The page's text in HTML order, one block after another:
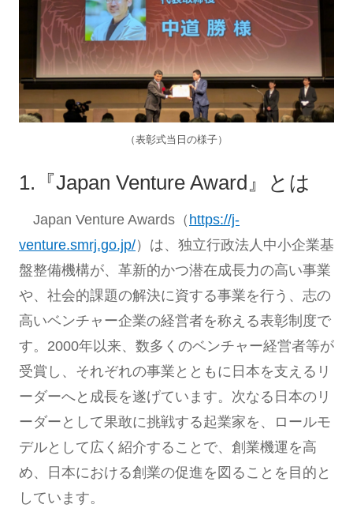
（表彰式当日の様子）
1.『Japan Venture Award』とは
Japan Venture Awards（ https://j-
venture.smrj.go.jp/）は、独立行政法人中小企業基
盤整備機構が、革新的かつ潜在成長力の高い事業
や、社会的課題の解決に資する事業を行う、志の
高いベンチャー企業の経営者を称える表彰制度で
す。2000年以来、数多くのベンチャー経営者等が
受賞し、それぞれの事業とともに日本を支えるリ
ーダーへと成長を遂げています。次なる日本のリ
ーダーとして果敢に挑戦する起業家を、ロールモ
デルとして広く紹介することで、創業機運を高
め、日本における創業の促進を図ることを目的と
しています。